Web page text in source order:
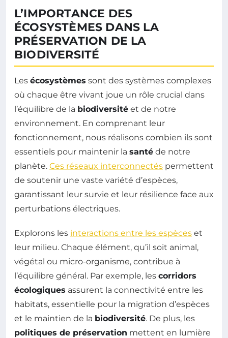
L’IMPORTANCE DES
ÉCOSYSTÈMES DANS LA
PRÉSERVATION DE LA
BIODIVERSITÉ
Les écosystèmes sont des systèmes complexes
où chaque être vivant joue un rôle crucial dans
l’équilibre de la biodiversité et de notre
environnement. En comprenant leur
fonctionnement, nous réalisons combien ils sont
essentiels pour maintenir la santé de notre
planète. Ces réseaux interconnectés permettent
de soutenir une vaste variété d’espèces,
garantissant leur survie et leur résilience face aux
perturbations électriques.
Explorons les interactions entre les espèces et
leur milieu. Chaque élément, qu’il soit animal,
végétal ou micro-organisme, contribue à
l’équilibre général. Par exemple, les corridors
écologiques assurent la connectivité entre les
habitats, essentielle pour la migration d’espèces
et le maintien de la biodiversité. De plus, les
politiques de préservation mettent en lumière